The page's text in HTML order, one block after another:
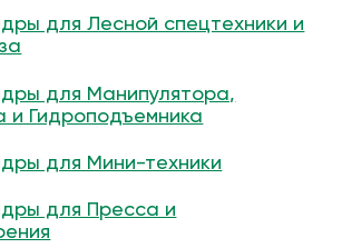
для Лесной спецтехники и
для Манипулятора,
и Гидроподъемника
для Мини-техники
для Пресса и